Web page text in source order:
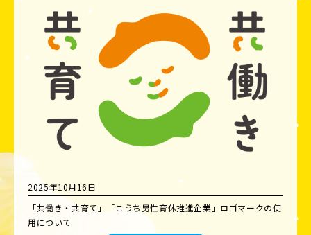
2025年10月16日
「共働き・共育て」「こうち男性育休推進企業」ロゴマークの使
用について